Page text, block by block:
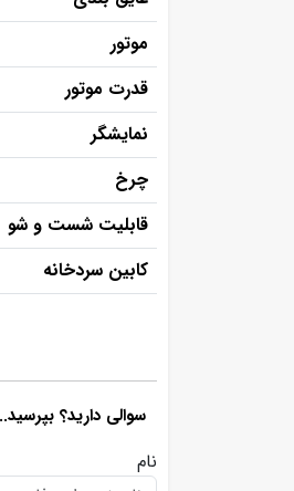
موتور
قدرت موتور
نمایشگر
چرخ
قابلیت شست و شو
کابین سردخانه
سوالی دارید؟
نام